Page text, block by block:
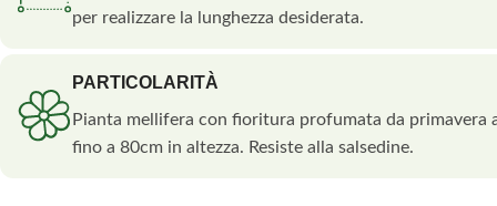
per realizzare la lunghezza desiderata.
PARTICOLARITÀ
Pianta mellifera con fioritura profumata da primavera
fino a 80cm in altezza. Resiste alla salsedine.